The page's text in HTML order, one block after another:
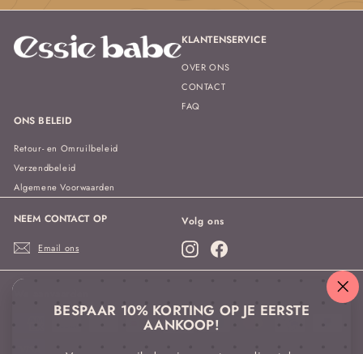
BESPAAR 10% KORTING OP JE EERSTE
AANKOOP!
KLANTENSERVICE
OVER ONS
CONTACT
FAQ
ONS BELEID
Retour- en Omruilbeleid
Verzendbeleid
Algemene Voorwaarden
NEEM CONTACT OP
Email ons
Volg ons
InstagramFacebook